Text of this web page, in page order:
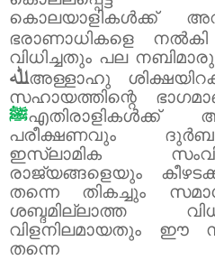
കൊലയാളികൾക്ക്
ഭരാണാധികളെ
വിധിച്ചതും പല
ﷲഅള്ളാഹു
സഹായത്തിന്റെ
ﷺ
പരീക്ഷണവും
ഇസ്‌ലാമിക
രാജ്യങ്ങളെയും
തന്നെ തികച്ചും
ശബ്ദമില്ലാത്ത
വിളനിലമായതും ഈ
തന്നെ